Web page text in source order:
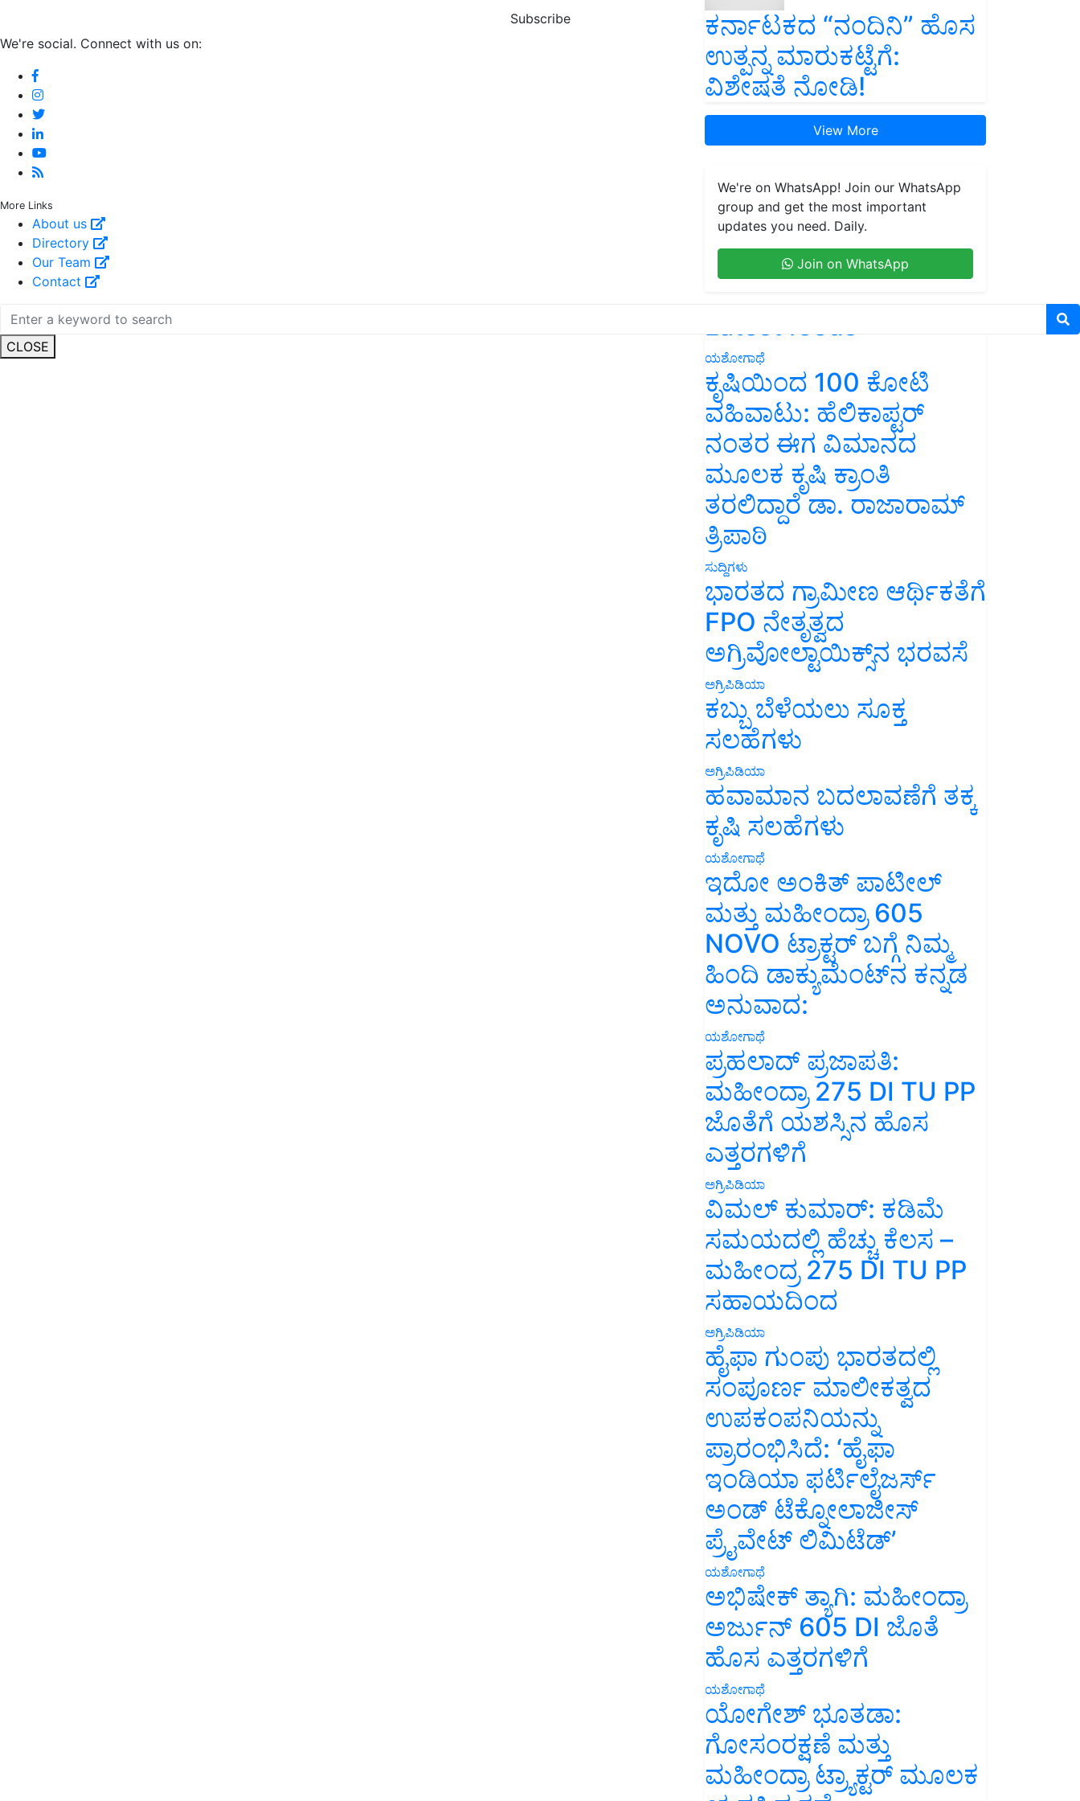
Subscribe
We're social. Connect with us on:
More Links
About us
Directory
Our Team
Contact
CLOSE
ಕರ್ನಾಟಕದ “ನಂದಿನಿ” ಹೊಸ
ಉತ್ಪನ್ನ ಮಾರುಕಟ್ಟೆಗೆ:
ವಿಶೇಷತೆ ನೋಡಿ!
View More
We're on WhatsApp! Join our WhatsApp
group and get the most important
updates you need. Daily.
Join on WhatsApp
Latest feeds
ಯಶೋಗಾಥೆ
ಕೃಷಿಯಿಂದ 100 ಕೋಟಿ
ವಹಿವಾಟು: ಹೆಲಿಕಾಪ್ಟರ್
ನಂತರ ಈಗ ವಿಮಾನದ
ಮೂಲಕ ಕೃಷಿ ಕ್ರಾಂತಿ
ತರಲಿದ್ದಾರೆ ಡಾ. ರಾಜಾರಾಮ್
ತ್ರಿಪಾಠಿ
ಸುದ್ದಿಗಳು
ಭಾರತದ ಗ್ರಾಮೀಣ ಆರ್ಥಿಕತೆಗೆ
FPO ನೇತೃತ್ವದ
ಅಗ್ರಿವೋಲ್ಟಾಯಿಕ್ಸ್‌ನ ಭರವಸೆ
ಅಗ್ರಿಪಿಡಿಯಾ
ಕಬ್ಬು ಬೆಳೆಯಲು ಸೂಕ್ತ
ಸಲಹೆಗಳು
ಅಗ್ರಿಪಿಡಿಯಾ
ಹವಾಮಾನ ಬದಲಾವಣೆಗೆ ತಕ್ಕ
ಕೃಷಿ ಸಲಹೆಗಳು
ಯಶೋಗಾಥೆ
ಇದೋ ಅಂಕಿತ್ ಪಾಟೀಲ್
ಮತ್ತು ಮಹೀಂದ್ರಾ 605
NOVO ಟ್ರಾಕ್ಟರ್ ಬಗ್ಗೆ ನಿಮ್ಮ
ಹಿಂದಿ ಡಾಕ್ಯುಮೆಂಟ್‌ನ ಕನ್ನಡ
ಅನುವಾದ:
ಯಶೋಗಾಥೆ
ಪ್ರಹಲಾದ್ ಪ್ರಜಾಪತಿ:
ಮಹೀಂದ್ರಾ 275 DI TU PP
ಜೊತೆಗೆ ಯಶಸ್ಸಿನ ಹೊಸ
ಎತ್ತರಗಳಿಗೆ
ಅಗ್ರಿಪಿಡಿಯಾ
ವಿಮಲ್ ಕುಮಾರ್: ಕಡಿಮೆ
ಸಮಯದಲ್ಲಿ ಹೆಚ್ಚು ಕೆಲಸ –
ಮಹೀಂದ್ರ 275 DI TU PP
ಸಹಾಯದಿಂದ
ಅಗ್ರಿಪಿಡಿಯಾ
ಹೈಫಾ ಗುಂಪು ಭಾರತದಲ್ಲಿ
ಸಂಪೂರ್ಣ ಮಾಲೀಕತ್ವದ
ಉಪಕಂಪನಿಯನ್ನು
ಪ್ರಾರಂಭಿಸಿದೆ: ‘ಹೈಫಾ
ಇಂಡಿಯಾ ಫರ್ಟಿಲೈಜರ್ಸ್
ಅಂಡ್ ಟೆಕ್ನೋಲಾಜೀಸ್
ಪ್ರೈವೇಟ್ ಲಿಮಿಟೆಡ್’
ಯಶೋಗಾಥೆ
ಅಭಿಷೇಕ್ ತ್ಯಾಗಿ: ಮಹೀಂದ್ರಾ
ಅರ್ಜುನ್ 605 DI ಜೊತೆ
ಹೊಸ ಎತ್ತರಗಳಿಗೆ
ಯಶೋಗಾಥೆ
ಯೋಗೇಶ್ ಭೂತಡಾ:
ಗೋಸಂರಕ್ಷಣೆ ಮತ್ತು
ಮಹೀಂದ್ರಾ ಟ್ರ್ಯಾಕ್ಟರ್ ಮೂಲಕ